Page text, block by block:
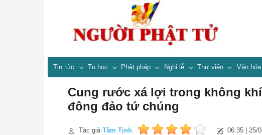
Tin tức Tu học Phật pháp Nghi lễ Thư viện Văn hóa
Cung rước xá lợi trong không
đông đảo tứ chúng
Tác giả Tâm Tịnh 06:35 | 25/